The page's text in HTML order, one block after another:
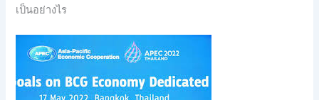
เป็นอย่างไร